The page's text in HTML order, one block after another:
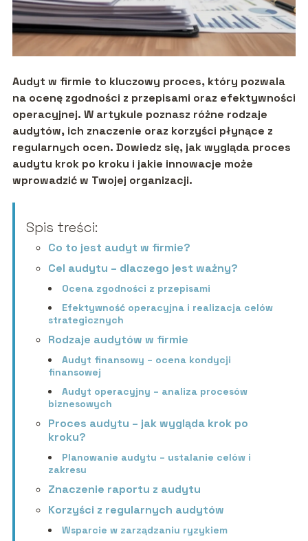
Audyt w firmie to kluczowy proces, który pozwala
na ocenę zgodności z przepisami oraz efektywności
operacyjnej. W artykule poznasz różne rodzaje
audytów, ich znaczenie oraz korzyści płynące z
regularnych ocen. Dowiedz się, jak wygląda proces
audytu krok po kroku i jakie innowacje może
wprowadzić w Twojej organizacji.
Spis treści:
Co to jest audyt w firmie?
Cel audytu – dlaczego jest ważny?
Ocena zgodności z przepisami
Efektywność operacyjna i realizacja celów
strategicznych
Rodzaje audytów w firmie
Audyt finansowy – ocena kondycji
finansowej
Audyt operacyjny – analiza procesów
biznesowych
Proces audytu – jak wygląda krok po
kroku?
Planowanie audytu – ustalanie celów i
zakresu
Znaczenie raportu z audytu
Korzyści z regularnych audytów
Wsparcie w zarządzaniu ryzykiem